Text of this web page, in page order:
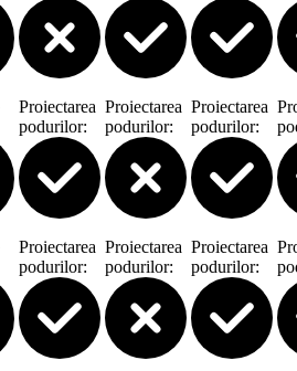
Proiectarea
podurilor:
Proiectarea
podurilor:
Proiectarea
podurilor:
Proiectarea
podurilor:
Proiectarea
podurilor:
Proiectarea
podurilor: